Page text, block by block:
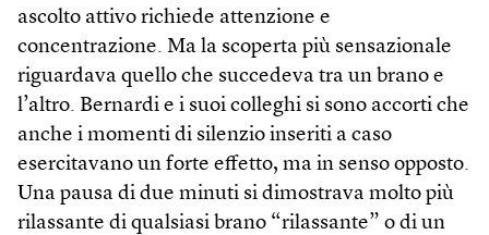
ascolto attivo richiede attenzione e
concentrazione. Ma la scoperta più sensazionale
riguardava quello che succedeva tra un brano e
l’altro. Bernardi e i suoi colleghi si sono accorti che
anche i momenti di silenzio inseriti a caso
esercitavano un forte effetto, ma in senso opposto.
Una pausa di due minuti si dimostrava molto più
rilassante di qualsiasi brano “rilassante” o di un